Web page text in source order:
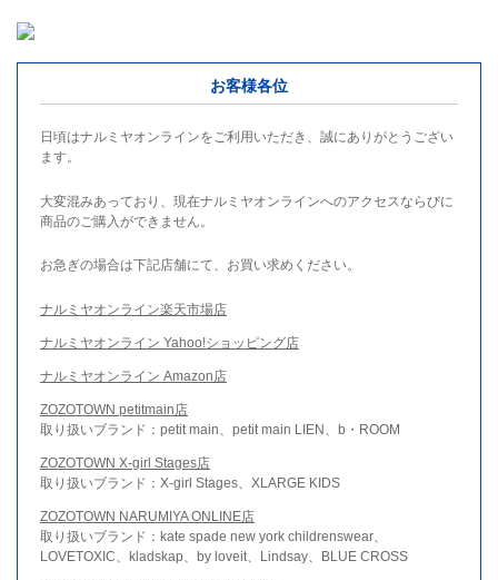
お客様各位
日頃はナルミヤオンラインをご利用いただき、誠にありがとうござい
ます。
大変混みあっており、現在ナルミヤオンラインへのアクセスならびに
商品のご購入ができません。
お急ぎの場合は下記店舗にて、お買い求めください。
ナルミヤオンライン楽天市場店
ナルミヤオンライン Yahoo!ショッピング店
ナルミヤオンライン Amazon店
ZOZOTOWN petitmain店
取り扱いブランド：petit main、petit main LIEN、b・ROOM
ZOZOTOWN X-girl Stages店
取り扱いブランド：X-girl Stages、XLARGE KIDS
ZOZOTOWN NARUMIYA ONLINE店
取り扱いブランド：kate spade new york childrenswear、
LOVETOXIC、kladskap、by loveit、Lindsay、BLUE CROSS